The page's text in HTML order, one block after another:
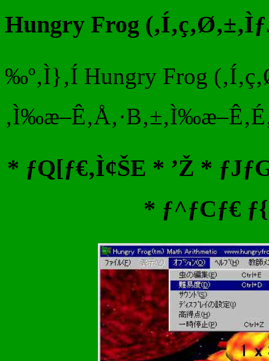
Hungry Frog
‰º‚Ì}‚Í Hungry Frog
* ƒQ[ƒ€‚Ì¢ŠE * ’Ž *
* ƒ^ƒCƒ€